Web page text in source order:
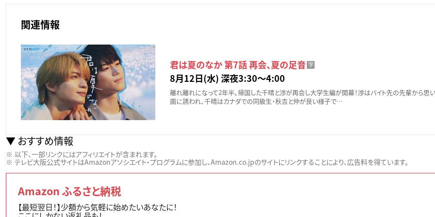
関連情報
君は夏のなか 第7話 再会、夏の足音 字
8月12日(水) 深夜3:30〜4:00
離れ離れになって2年半。帰国した千晴と渉が再会し大学生編が開幕！渉はバイト先の先輩から思
画に誘われ、千晴はカナダでの同級生・秋吉と仲が良い様子で…
おすすめ情報
以下、一部リンクにはアフィリエイトが含まれます。
テレビ大阪公式サイトはAmazonアソシエイト・プログラムに参加し、Amazon.co.jpのサイトにリンクすることにより、広告料を得ています。
Amazon ふるさと納税
【最短翌日！】少額から気軽に始めたいあなたに！